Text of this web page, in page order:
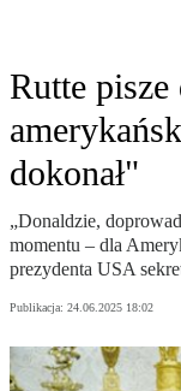
Rutte pisze
dokonał"
„Donaldzie,
momentu – dla
prezydenta USA
Publikacja: 24.06.2025 18:02